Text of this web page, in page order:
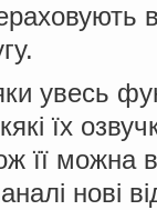
увесь
їх
її можна
нові